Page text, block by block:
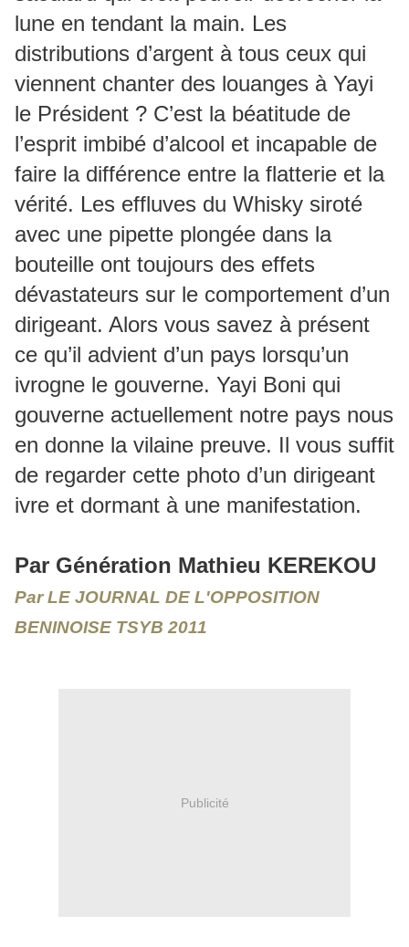
lune en tendant la main. Les
distributions d’argent à tous ceux qui
viennent chanter des louanges à Yayi
le Président ? C’est la béatitude de
l’esprit imbibé d’alcool et incapable de
faire la différence entre la flatterie et la
vérité. Les effluves du Whisky siroté
avec une pipette plongée dans la
bouteille ont toujours des effets
dévastateurs sur le comportement d’un
dirigeant. Alors vous savez à présent
ce qu’il advient d’un pays lorsqu’un
ivrogne le gouverne. Yayi Boni qui
gouverne actuellement notre pays nous
en donne la vilaine preuve. Il vous suffit
de regarder cette photo d’un dirigeant
ivre et dormant à une manifestation.
Par Génération Mathieu KEREKOU
Par LE JOURNAL DE L'OPPOSITION
BENINOISE TSYB 2011
Publicité